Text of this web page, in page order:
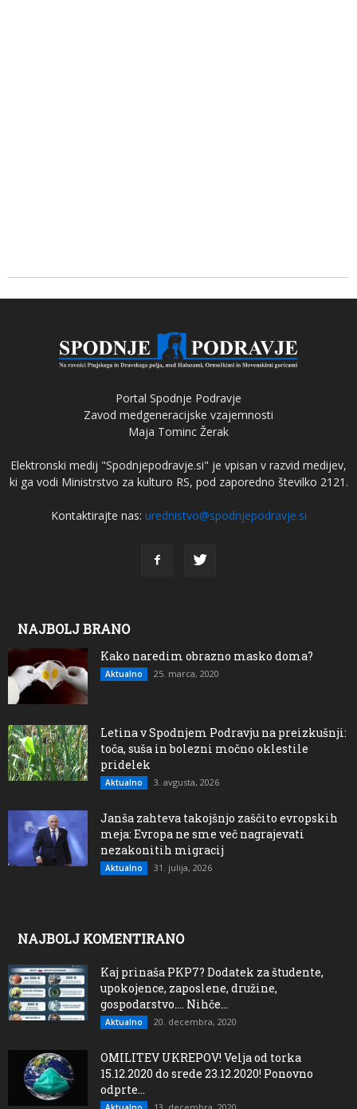
Portal Spodnje Podravje
Zavod medgeneracijske vzajemnosti
Maja Tominc Žerak
Elektronski medij "Spodnjepodravje.si" je vpisan v razvid medijev,
ki ga vodi Ministrstvo za kulturo RS, pod zaporedno številko 2121.
Kontaktirajte nas: urednistvo@spodnjepodravje.si
NAJBOLJ BRANO
Kako naredim obrazno masko doma?
Aktualno 25. marca, 2020
Letina v Spodnjem Podravju na preizkušnji:
toča, suša in bolezni močno oklestile
pridelek
Aktualno 3. avgusta, 2026
Janša zahteva takojšnjo zaščito evropskih
meja: Evropa ne sme več nagrajevati
nezakonitih migracij
Aktualno 31. julija, 2026
NAJBOLJ KOMENTIRANO
Kaj prinaša PKP7? Dodatek za študente,
upokojence, zaposlene, družine,
gospodarstvo…. Nihče...
Aktualno 20. decembra, 2020
OMILITEV UKREPOV! Velja od torka
15.12.2020 do srede 23.12.2020! Ponovno
odprte...